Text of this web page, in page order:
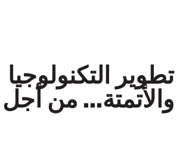
تطوير التكنولوجيا
والأتمتة... من